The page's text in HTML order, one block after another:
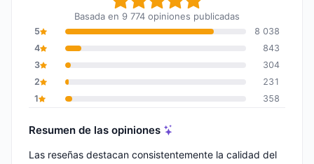
Calificación global: 9,3
Basada en 9 774 opiniones publicadas
5
8 038
4
843
3
304
2
231
1
358
Resumen de las opiniones
Las reseñas destacan consistentemente la calidad del